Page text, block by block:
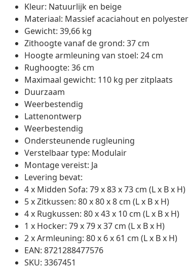
Kleur: Natuurlijk en beige
Materiaal: Massief acaciahout en polyester
Gewicht: 39,66 kg
Zithoogte vanaf de grond: 37 cm
Hoogte armleuning van stoel: 24 cm
Rughoogte: 36 cm
Maximaal gewicht: 110 kg per zitplaats
Duurzaam
Weerbestendig
Lattenontwerp
Weerbestendig
Ondersteunende rugleuning
Verstelbaar type: Modulair
Montage vereist: Ja
Levering bevat:
4 x Midden Sofa: 79 x 83 x 73 cm (L x B x H)
5 x Zitkussen: 80 x 80 x 8 cm (L x B x H)
4 x Rugkussen: 80 x 43 x 10 cm (L x B x H)
1 x Hocker: 79 x 79 x 37 cm (L x B x H)
2 x Armleuning: 80 x 6 x 61 cm (L x B x H)
EAN: 8721288477576
SKU: 3367451